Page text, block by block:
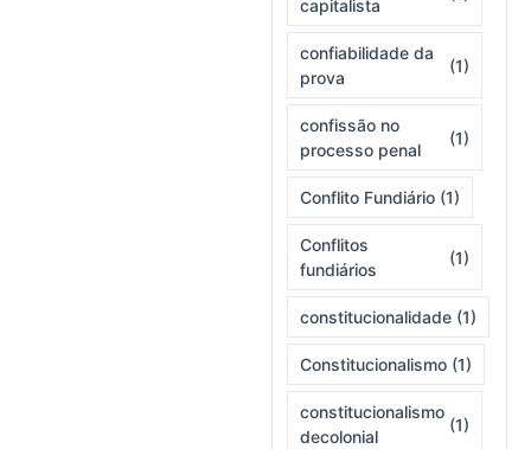
capitalista
confiabilidade da
prova
(1)
confissão no
processo penal
(1)
Conflito Fundiário (1)
Conflitos
fundiários
(1)
constitucionalidade (1)
Constitucionalismo (1)
constitucionalismo
decolonial
(1)